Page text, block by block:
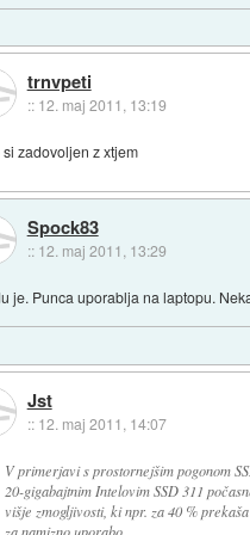
trnvpeti
:: 12. maj 2011, 13:19
si zadovoljen z xtjem
Spock83
:: 12. maj 2011, 13:29
je. Punca uporablja na laptopu.
Jst
:: 12. maj 2011, 14:07
V primerjavi s prostornejšim pogonom
20-gigabajtnim Intelovim SSD 311
višje zmogljivosti, ki npr. za 40 %